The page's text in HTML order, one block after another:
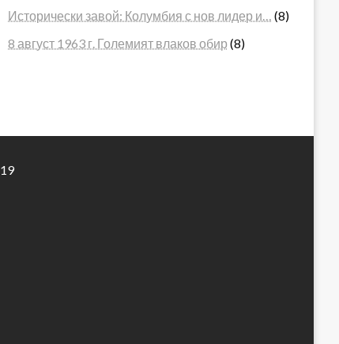
Исторически завой: Колумбия с нов лидер и…
(8)
8 август 1963 г. Големият влаков обир (8)
19